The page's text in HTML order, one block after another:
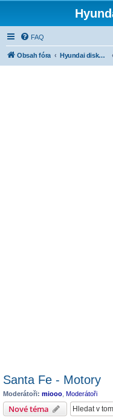
FAQ
Obsah fóra Hyundai diskuse dle modelů
Santa Fe - Motory
Moderátoři: miooo Moderátoři
Nové téma